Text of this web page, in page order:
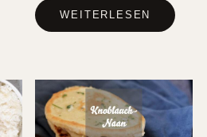
WEITERLESEN